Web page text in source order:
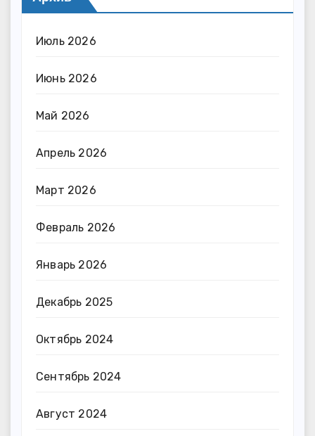
Июль 2026
Июнь 2026
Май 2026
Апрель 2026
Март 2026
Февраль 2026
Январь 2026
Декабрь 2025
Октябрь 2024
Сентябрь 2024
Август 2024